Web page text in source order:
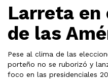
Larreta en
de las
Pese al clima de las
porteño no se ruborizó y
foco en las presidenciales